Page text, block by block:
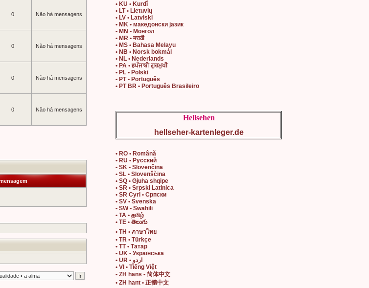
0 Não há mensagens
0 Não há mensagens
0 Não há mensagens
0 Não há mensagens
• KU • Kurdî
• LT • Lietuvių
• LV • Latviski
• MK • македонски јазик
• MN • Монгол
• MR • मराठी
• MS • Bahasa Melayu
• NB • Norsk bokmål
• NL • Nederlands
• PA • हਪੰਜਾਬੀ ਗੁਰਮੁਖੀ
• PL • Polski
• PT • Português
• PT BR • Português Brasileiro
Hellsehen
hellseher-kartenleger.de
• RO • Română
• RU • Русский
• SK • Slovenčina
• SL • Slovenščina
• SQ • Gjuha shqipe
• SR • Srpski Latinica
• SR Cyrl • Српски
• SV • Svenska
• SW • Swahili
• TA • தமிழ்
• TE • తెలుగు
• TH • ภาษาไทย
• TR • Türkçe
• TT • Татар
• UK • Українська
• UR • اردو
• VI • Tiếng Việt
• ZH hans • 简体中文
• ZH hant • 正體中文